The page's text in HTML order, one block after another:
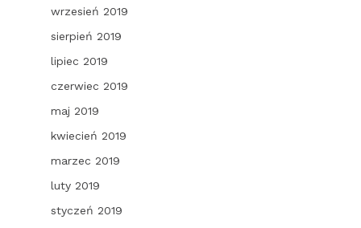
wrzesień 2019
sierpień 2019
lipiec 2019
czerwiec 2019
maj 2019
kwiecień 2019
marzec 2019
luty 2019
styczeń 2019